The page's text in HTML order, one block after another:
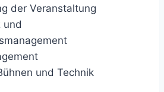
der Veranstaltung
und
und Technik